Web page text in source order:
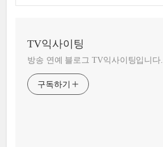
TV익사이팅
방송 연예 블로그 TV익사이팅입니다.
구독하기